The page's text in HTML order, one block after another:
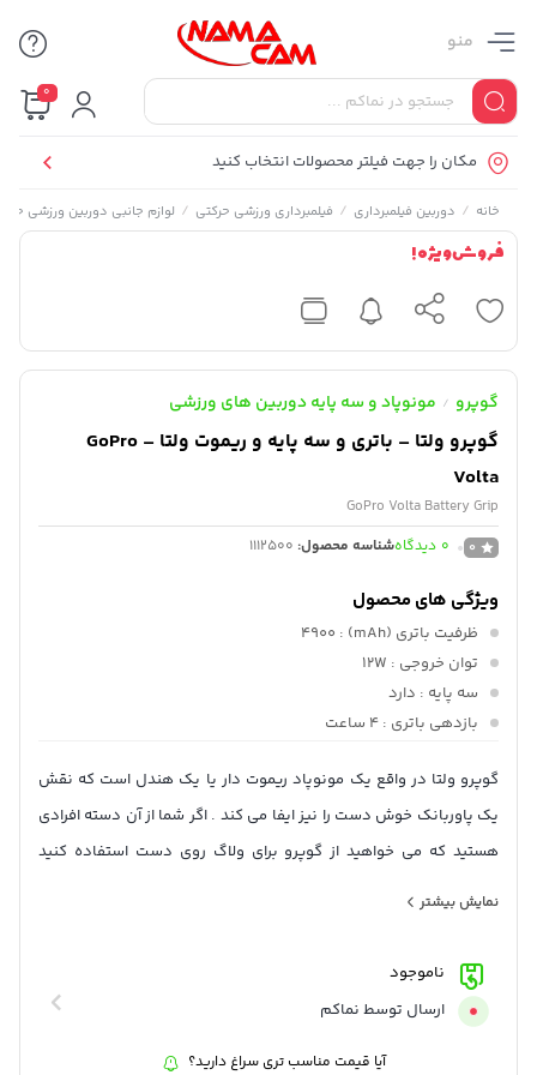
منو
0
مکان را جهت فیلتر محصولات انتخاب کنید
خانه / دوربین فیلمبرداری / فیلمبرداری ورزشی حرکتی / لوازم جانبی دوربین ورزشی
فروش ویژه !
گوپرو / مونوپاد و سه پایه دوربین های ورزشی
گوپرو ولتا – باتری و سه پایه و ریموت ولتا – GoPro
Volta
GoPro Volta Battery Grip
0
0 دیدگاهشناسه محصول: 1112500
ویژگی های محصول
ظرفیت باتری (mAh)
: 4900
توان خروجی : 12W
سه پایه : دارد
بازدهی باتری : 4 ساعت
گوپرو ولتا در واقع یک مونوپاد ریموت دار یا یک هندل است که نقش
یک پاوربانک خوش دست را نیز ایفا می کند . اگر شما از آن دسته افرادی
هستید که می خواهید از گوپرو برای ولاگ روی دست استفاده کنید
زمان استفاده از باتری .
باتری اکسترنال
با طراحی فوق العاده همه کاره،
ولتا یک دستگیره باتری ممتاز و خیلی چیزهای دیگر مانند سه پایه،
نمایش بیشتر
ناموجود
ارسال توسط نماکم
آیا قیمت مناسب تری سراغ دارید؟